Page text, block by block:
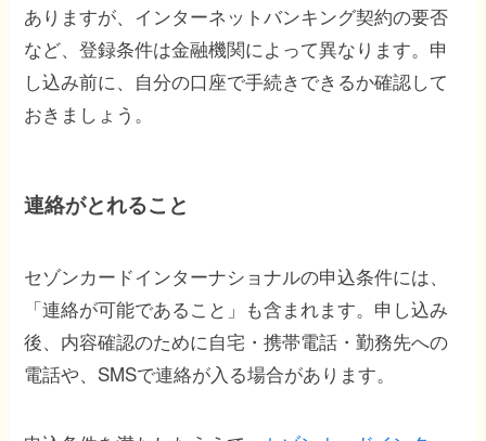
ありますが、インターネットバンキング契約の要否
など、登録条件は金融機関によって異なります。申
し込み前に、自分の口座で手続きできるか確認して
おきましょう。
連絡がとれること
セゾンカードインターナショナルの申込条件には、
「連絡が可能であること」も含まれます。申し込み
後、内容確認のために自宅・携帯電話・勤務先への
電話や、SMSで連絡が入る場合があります。